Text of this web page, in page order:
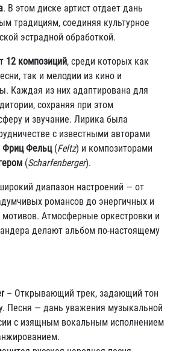
. В этом диске артист отдает дань
традициям, соединяя культурное
эстрадной обработкой.
12 композиций, среди которых как
так и мелодии из кино и
Каждая из них адаптирована для
сохраняя при этом
и звучание. Лирика была
с известными авторами
Фриц Фельц(Feltz) и композиторами
(Scharfenberger).
диапазон настроений — от
романсов до энергичных и
Атмосферные оркестровки и
делают альбом по-настоящему
– Открывающий трек, задающий тон
Песня — дань уважения музыкальной
с изящным вокальным исполнением